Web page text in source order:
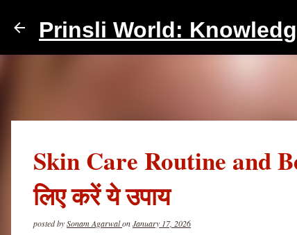
Prinsli World:
Skin Care Routine and
लिए करें ये उपाय
posted bySonam AgarwalonJanuary 17, 2026